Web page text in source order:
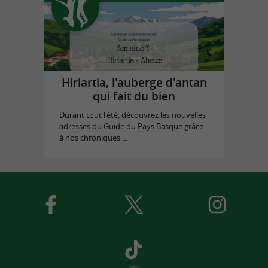
Hiriartia, l'auberge d'antan
qui fait du bien
Durant tout l'été, découvrez les nouvelles
adresses du Guide du Pays Basque grâce
à nos chroniques ...